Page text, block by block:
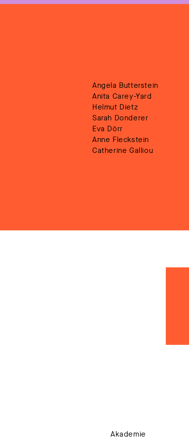
Angela Butterstein
Anita Carey-Yard
Helmut Dietz
Sarah Donderer
Eva Dörr
Anne Fleckstein
Catherine Galliou
Akademie